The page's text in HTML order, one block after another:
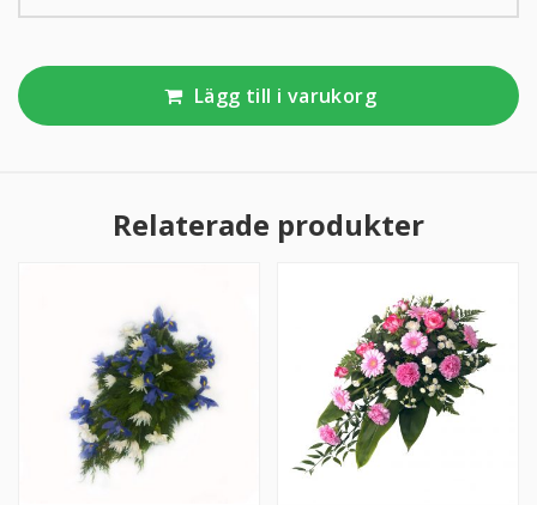
Lägg till i varukorg
Relaterade produkter